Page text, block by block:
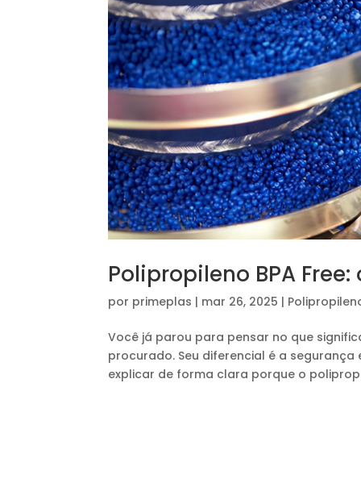
Polipropileno BPA
por primeplas | mar 26, 2025 |
Você já parou para pensar no que
procurado. Seu diferencial é a
explicar de forma clara porque o